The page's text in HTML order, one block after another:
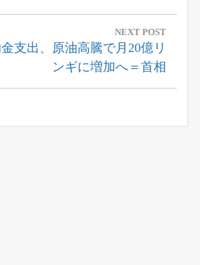
NEXT POST
支出、原油高騰で月20億リ
ンギに増加へ＝首相